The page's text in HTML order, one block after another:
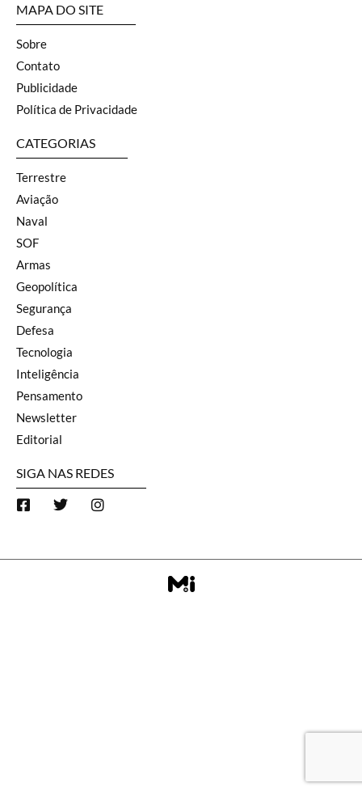
MAPA DO SITE
Sobre
Contato
Publicidade
Política de Privacidade
CATEGORIAS
Terrestre
Aviação
Naval
SOF
Armas
Geopolítica
Segurança
Defesa
Tecnologia
Inteligência
Pensamento
Newsletter
Editorial
SIGA NAS REDES